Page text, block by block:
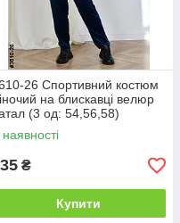
26 Спортивний костюм
на блискавці велюр
(3 од: 54,56,58)
₴
Купити